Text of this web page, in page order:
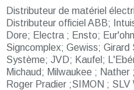
Distributeur de matériel
Distributeur officiel ABB;
Dore; Electra ; Ensto;
Signcomplex; Gewiss;
Système; JVD; Kaufel;
Michaud; Milwaukee ;
Roger Pradier ;SIMON ;